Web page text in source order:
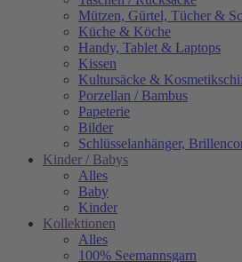
Mützen, Gürtel, Tücher &
Küche & Köche
Handy, Tablet & Laptops
Kissen
Kultursäcke &
Porzellan / Bambus
Papeterie
Bilder
Schlüsselanhänger,
Kinder / Babys
Alles
Baby
Kinder
Kollektionen
Alles
100% Seemannsgarn